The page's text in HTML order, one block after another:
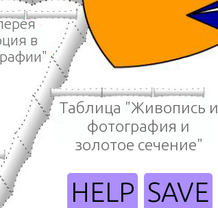
в
Таблица "Живопись и
фотография и
золотое сечение"
HELP SAVE